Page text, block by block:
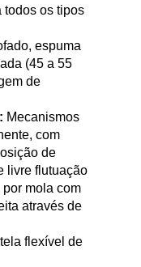
todos os tipos
espuma
(45 a 55
de
Mecanismos
com
de
livre flutuação
mola com
através de
flexível de